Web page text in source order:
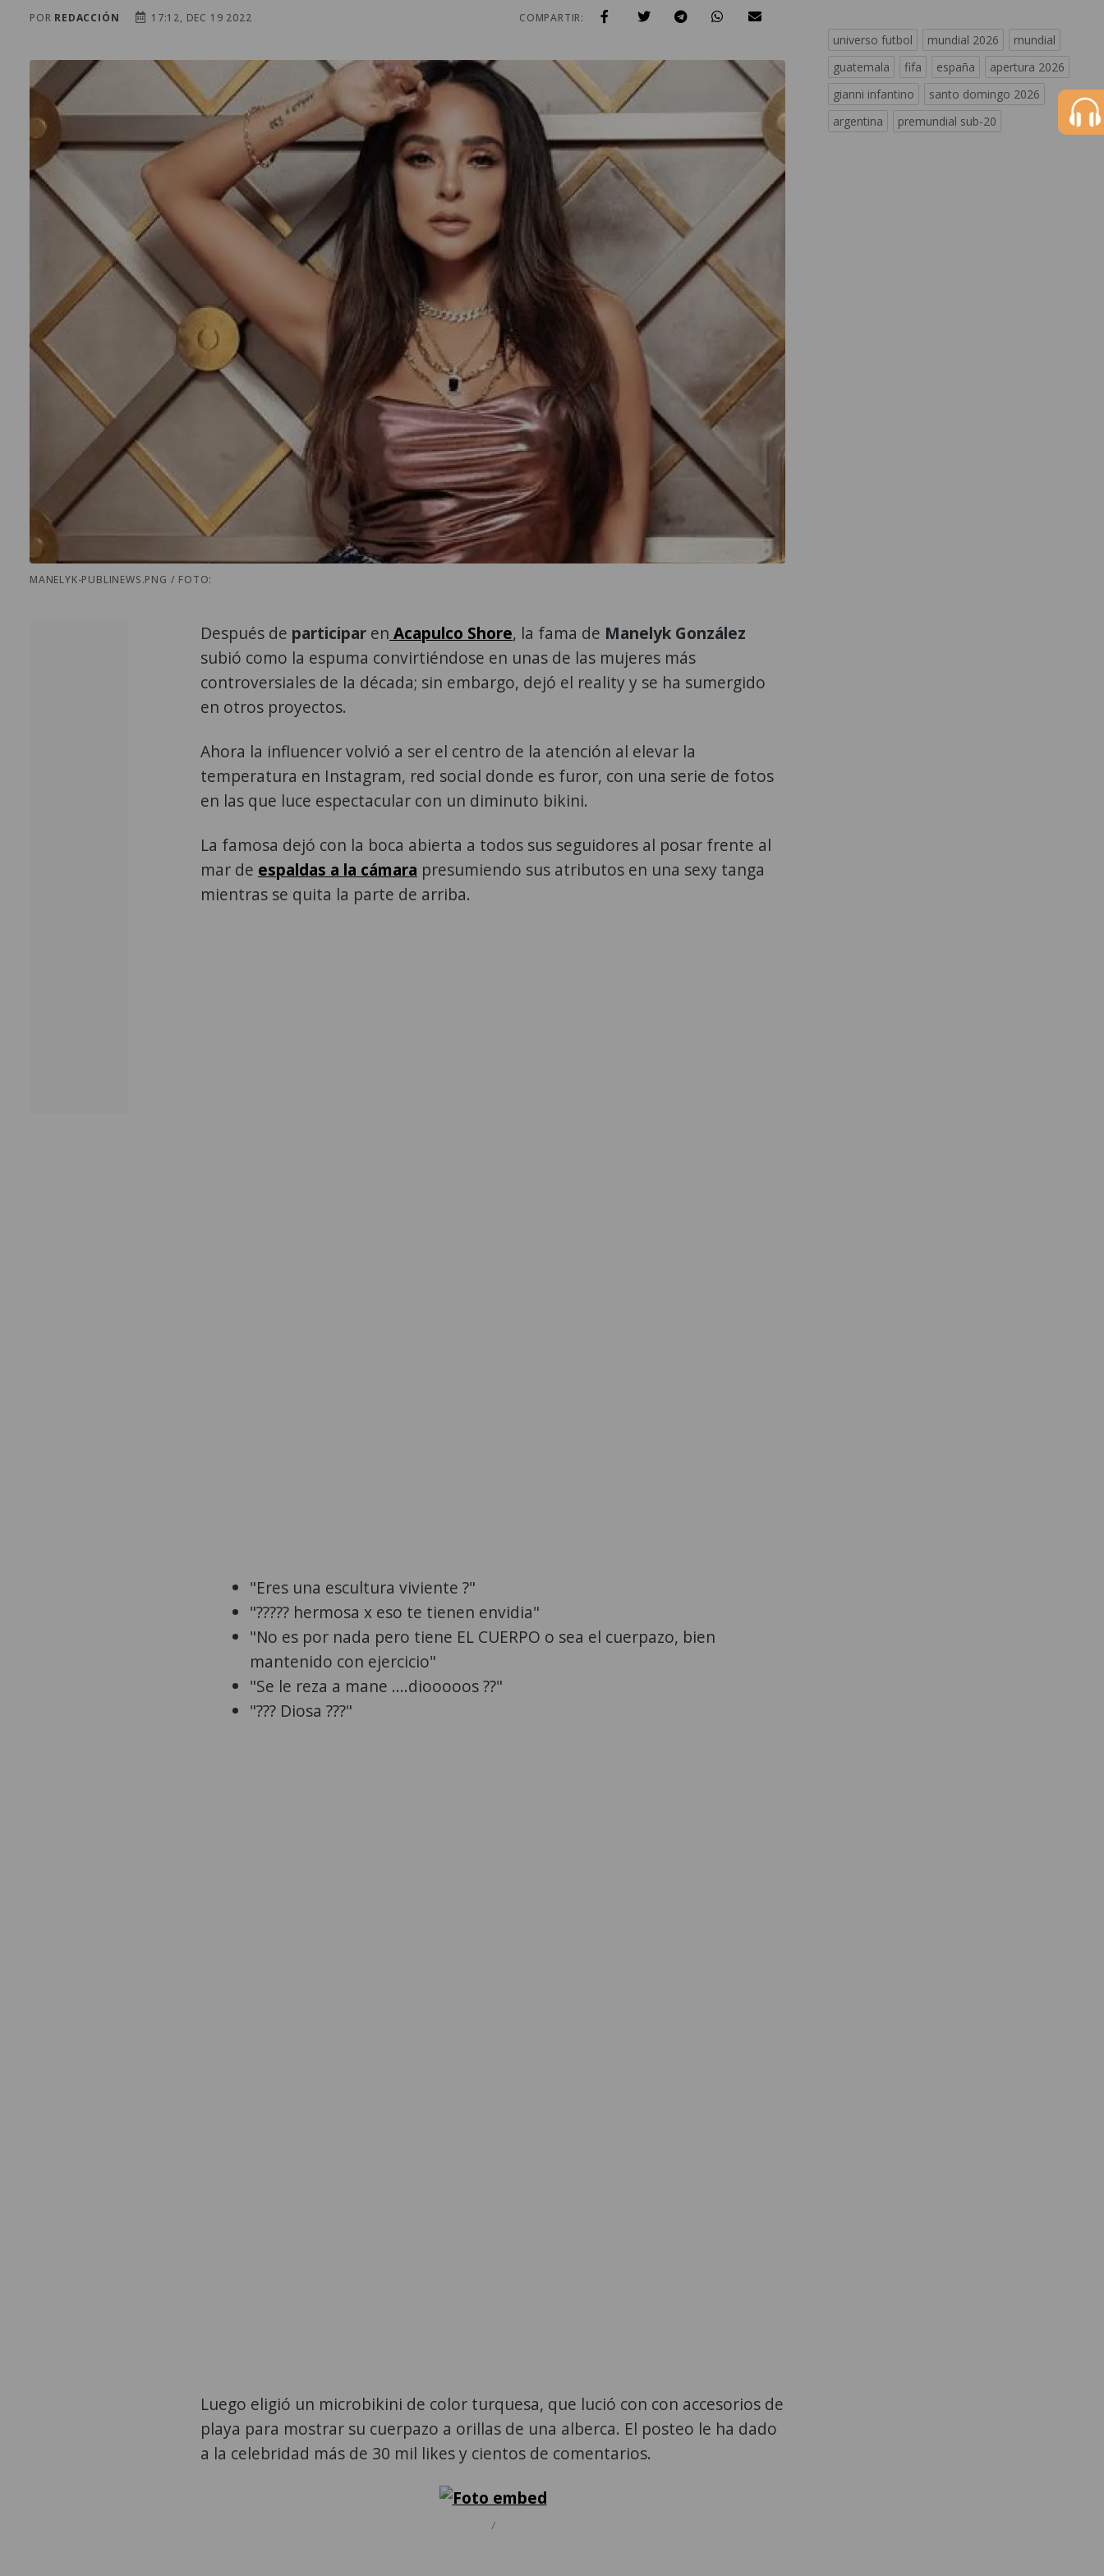
POR REDACCIÓN 17:12, DEC 19 2022 COMPARTIR:
MANELYK-PUBLINEWS.PNG / FOTO:
Después de participar en Acapulco Shore, la fama de Manelyk González
subió como la espuma convirtiéndose en unas de las mujeres más
controversiales de la década; sin embargo, dejó el reality y se ha sumergido
en otros proyectos.
Ahora la influencer volvió a ser el centro de la atención al elevar la
temperatura en Instagram, red social donde es furor, con una serie de fotos
en las que luce espectacular con un diminuto bikini.
La famosa dejó con la boca abierta a todos sus seguidores al posar frente al
mar de espaldas a la cámara presumiendo sus atributos en una sexy tanga
mientras se quita la parte de arriba.
"Eres una escultura viviente ?"
"????? hermosa x eso te tienen envidia"
"No es por nada pero tiene EL CUERPO o sea el cuerpazo, bien
mantenido con ejercicio"
"Se le reza a mane ....diooooos ??"
"??? Diosa ???"
Luego eligió un microbikini de color turquesa, que lució con con accesorios de
playa para mostrar su cuerpazo a orillas de una alberca. El posteo le ha dado
a la celebridad más de 30 mil likes y cientos de comentarios.
/
universo futbol mundial 2026
mundial
guatemala
fifa españa
apertura 2026
gianni infantino
santo domingo 2026
argentina
premundial sub-20